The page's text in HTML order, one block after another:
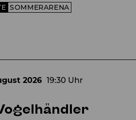
Tenor und gestaltete
spielen zu lassen,
SOMMERARENA
2026 19:30 Uhr